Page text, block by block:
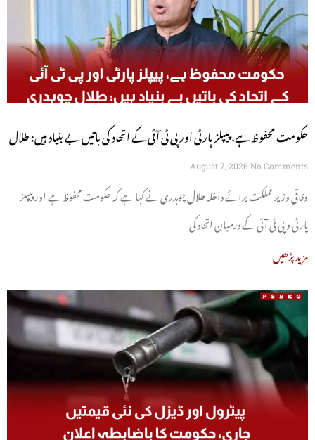
حکومت محفوظ ہے، پیپلز پارٹی اور پی ٹی آئی کے اتحاد کی باتیں بے بنیاد ہیں: طلال
چوہدری
August 7, 2026 No Comments
وفاقی وزیر مملکت برائے داخلہ طلال چوہدری نے کہا ہے کہ حکومت محفوظ ہے اور پیپلز
پارٹی و پی ٹی آئی کے درمیان اتحاد کی
مزید پڑھیں